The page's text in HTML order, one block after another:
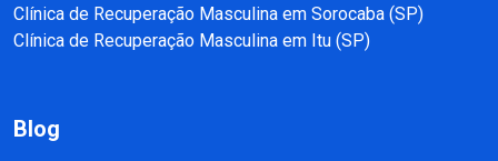
Clínica de Recuperação Masculina em Sorocaba (SP)
Clínica de Recuperação Masculina em Itu (SP)
Blog